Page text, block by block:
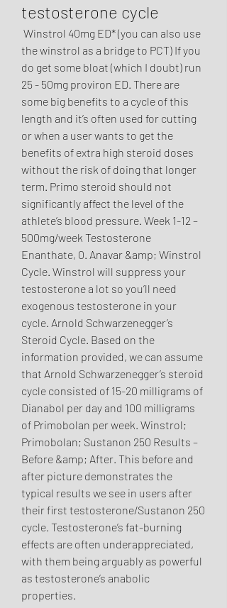
testosterone cycle
the winstrol as a bridge to PCT) If you
do get some bloat (which I doubt) run
25 - 50mg proviron ED. There are
some big benefits to a cycle of this
length and it’s often used for cutting
or when a user wants to get the
benefits of extra high steroid doses
without the risk of doing that longer
term. Primo steroid should not
significantly affect the level of the
athlete’s blood pressure. Week 1-12 –
500mg/week Testosterone
Enanthate, 0. Anavar &amp; Winstrol
Cycle. Winstrol will suppress your
testosterone a lot so you’ll need
exogenous testosterone in your
cycle. Arnold Schwarzenegger’s
Steroid Cycle. Based on the
information provided, we can assume
that Arnold Schwarzenegger’s steroid
cycle consisted of 15-20 milligrams of
Dianabol per day and 100 milligrams
of Primobolan per week. Winstrol;
Primobolan; Sustanon 250 Results –
Before &amp; After. This before and
after picture demonstrates the
typical results we see in users after
their first testosterone/Sustanon 250
cycle. Testosterone’s fat-burning
effects are often underappreciated,
with them being arguably as powerful
as testosterone’s anabolic
properties.